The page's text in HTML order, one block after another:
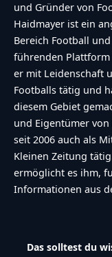
und Gründer von
Haidmayer ist ein
Bereich Football
führenden Plattform
er mit Leidenschaft
Footballs tätig und
diesem Gebiet
und Eigentümer
seit 2006 auch als
Kleinen Zeitung
ermöglicht es ihm,
Informationen aus
Das solltest du